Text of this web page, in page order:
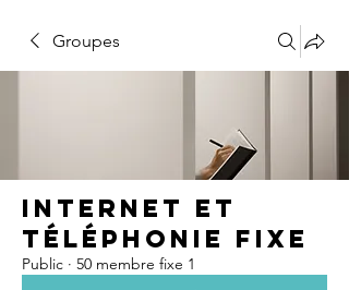
Groupes
internet et
téléphonie fixe
Public · 50 membre fixe 1